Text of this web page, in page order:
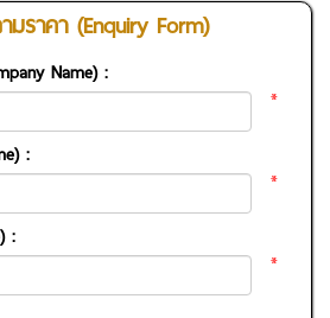
มราคา (Enquiry Form)
Name) :
*
:
*
:
*